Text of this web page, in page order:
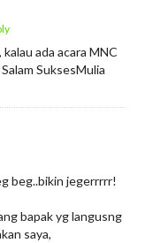
ada acara MNC
SuksesMulia
beg..bikin jegerrrrr!
bapak yg langusng
saya,